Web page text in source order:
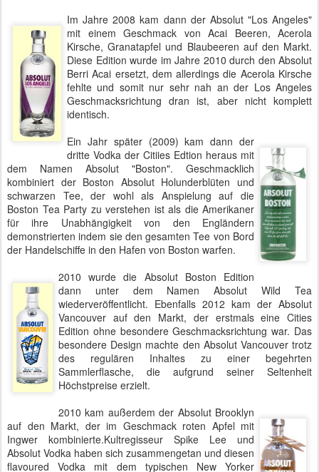
Im Jahre 2008 kam dann der Absolut "Los Angeles"
mit einem Geschmack von Acai Beeren, Acerola
Kirsche, Granatapfel und Blaubeeren auf den Markt.
Diese Edition wurde im Jahre 2010 durch den Absolut
Berri Acai ersetzt, dem allerdings die Acerola Kirsche
fehlte und somit nur sehr nah an der Los Angeles
Geschmacksrichtung dran ist, aber nicht komplett
identisch.
Ein Jahr später (2009) kam dann der
dritte Vodka der Citiies Edtion heraus mit
dem Namen Absolut "Boston". Geschmacklich
kombiniert der Boston Absolut Holunderblüten und
schwarzen Tee, der wohl als Anspielung auf die
Boston Tea Party zu verstehen ist als die Amerikaner
für ihre Unabhängigkeit von den Engländern
demonstrierten indem sie den gesamten Tee von Bord
der Handelschiffe in den Hafen von Boston warfen.
2010 wurde die Absolut Boston Edition
dann unter dem Namen Absolut Wild Tea
wiederveröffentlicht. Ebenfalls 2012 kam der Absolut
Vancouver auf den Markt, der erstmals eine Cities
Edition ohne besondere Geschmacksrichtung war. Das
besondere Design machte den Absolut Vancouver trotz
des regulären Inhaltes zu einer begehrten
Sammlerflasche, die aufgrund seiner Seltenheit
Höchstpreise erzielt.
2010 kam außerdem der Absolut Brooklyn
auf den Markt, der im Geschmack roten Apfel mit
Ingwer kombinierte.Kultregisseur Spike Lee und
Absolut Vodka haben sich zusammengetan und diesen
flavoured Vodka mit dem typischen New Yorker